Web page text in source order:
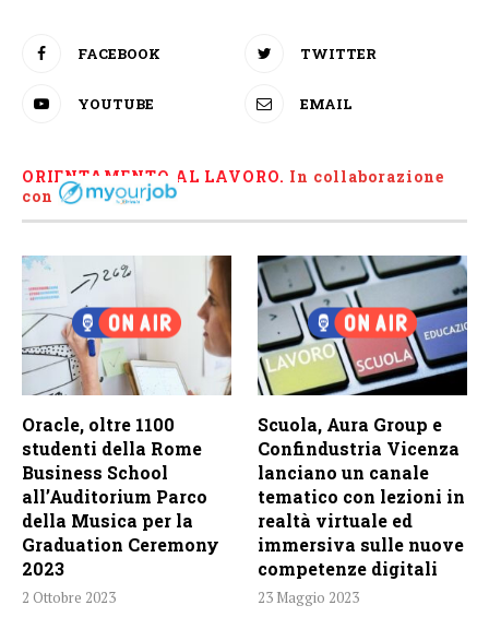
FACEBOOK TWITTER
YOUTUBE EMAIL
ORIENTAMENTO AL LAVORO. In collaborazione
con
Oracle, oltre 1100
studenti della Rome
Business School
all’Auditorium Parco
della Musica per la
Graduation Ceremony
2023
2 Ottobre 2023
Scuola, Aura Group e
Confindustria Vicenza
lanciano un canale
tematico con lezioni in
realtà virtuale ed
immersiva sulle nuove
competenze digitali
23 Maggio 2023